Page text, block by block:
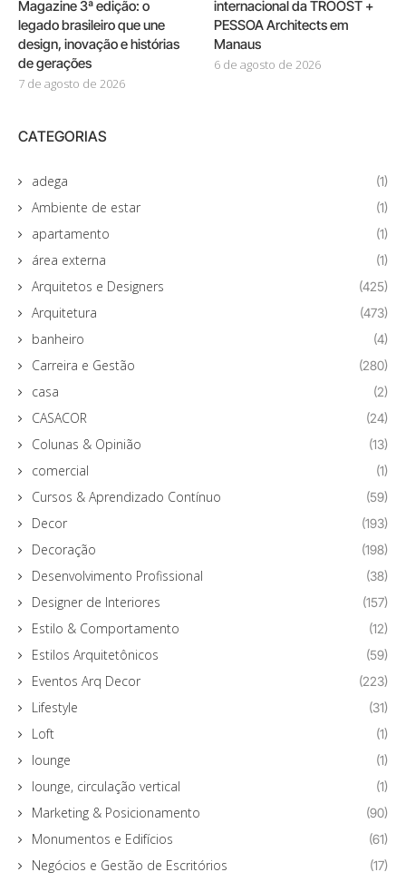
Magazine 3ª edição: o
legado brasileiro que une
design, inovação e histórias
de gerações
7 de agosto de 2026
internacional da TROOST +
PESSOA Architects em
Manaus
6 de agosto de 2026
CATEGORIAS
adega (1)
Ambiente de estar (1)
apartamento (1)
área externa (1)
Arquitetos e Designers (425)
Arquitetura (473)
banheiro (4)
Carreira e Gestão (280)
casa (2)
CASACOR (24)
Colunas & Opinião (13)
comercial (1)
Cursos & Aprendizado Contínuo (59)
Decor (193)
Decoração (198)
Desenvolvimento Profissional (38)
Designer de Interiores (157)
Estilo & Comportamento (12)
Estilos Arquitetônicos (59)
Eventos Arq Decor (223)
Lifestyle (31)
Loft (1)
lounge (1)
lounge, circulação vertical (1)
Marketing & Posicionamento (90)
Monumentos e Edifícios (61)
Negócios e Gestão de Escritórios (17)